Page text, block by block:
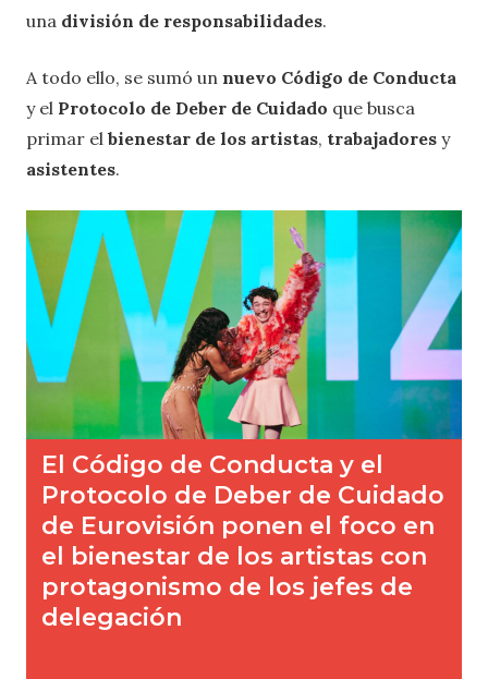
una división de responsabilidades.
A todo ello, se sumó un nuevo Código de Conducta
y el Protocolo de Deber de Cuidado que busca
primar el bienestar de los artistas, trabajadores y
asistentes.